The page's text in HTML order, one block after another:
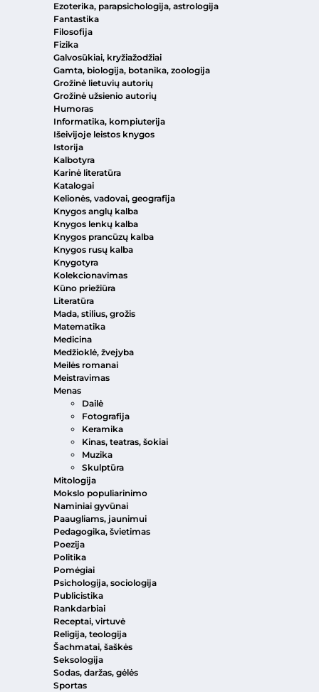
Ezoterika, parapsichologija, astrologija
Fantastika
Filosofija
Fizika
Galvosūkiai, kryžiažodžiai
Gamta, biologija, botanika, zoologija
Grožinė lietuvių autorių
Grožinė užsienio autorių
Humoras
Informatika, kompiuterija
Išeivijoje leistos knygos
Istorija
Kalbotyra
Karinė literatūra
Katalogai
Kelionės, vadovai, geografija
Knygos anglų kalba
Knygos lenkų kalba
Knygos prancūzų kalba
Knygos rusų kalba
Knygotyra
Kolekcionavimas
Kūno priežiūra
Literatūra
Mada, stilius, grožis
Matematika
Medicina
Medžioklė, žvejyba
Meilės romanai
Meistravimas
Menas
Dailė
Fotografija
Keramika
Kinas, teatras, šokiai
Muzika
Skulptūra
Mitologija
Mokslo populiarinimo
Naminiai gyvūnai
Paaugliams, jaunimui
Pedagogika, švietimas
Poezija
Politika
Pomėgiai
Psichologija, sociologija
Publicistika
Rankdarbiai
Receptai, virtuvė
Religija, teologija
Šachmatai, šaškės
Seksologija
Sodas, daržas, gėlės
Sportas